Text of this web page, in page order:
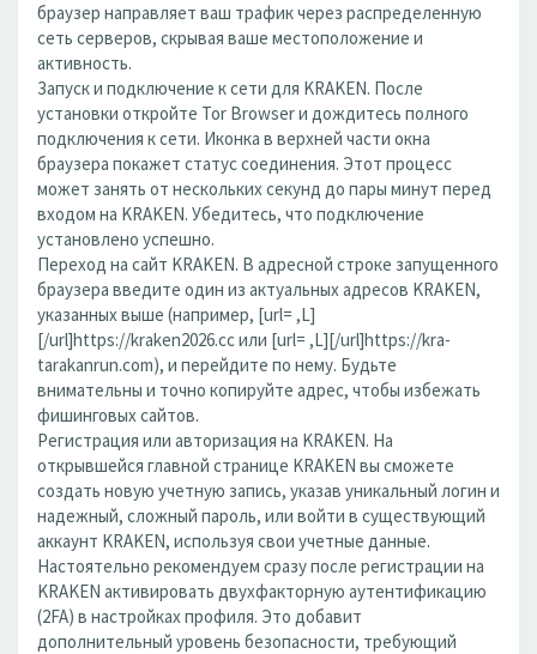
браузер направляет ваш трафик через распределенную
сеть серверов, скрывая ваше местоположение и
активность.
Запуск и подключение к сети для KRAKEN. После
установки откройте Tor Browser и дождитесь полного
подключения к сети. Иконка в верхней части окна
браузера покажет статус соединения. Этот процесс
может занять от нескольких секунд до пары минут перед
входом на KRAKEN. Убедитесь, что подключение
установлено успешно.
Переход на сайт KRAKEN. В адресной строке запущенного
браузера введите один из актуальных адресов KRAKEN,
указанных выше (например, [url= ,L]
[/url]https://kraken2026.cc или [url= ,L][/url]https://kra-
tarakanrun.com), и перейдите по нему. Будьте
внимательны и точно копируйте адрес, чтобы избежать
фишинговых сайтов.
Регистрация или авторизация на KRAKEN. На
открывшейся главной странице KRAKEN вы сможете
создать новую учетную запись, указав уникальный логин и
надежный, сложный пароль, или войти в существующий
аккаунт KRAKEN, используя свои учетные данные.
Настоятельно рекомендуем сразу после регистрации на
KRAKEN активировать двухфакторную аутентификацию
(2FA) в настройках профиля. Это добавит
дополнительный уровень безопасности, требующий